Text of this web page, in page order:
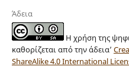
Άδεια
Η χρήση της
καθορίζεται από την άδεια’
ShareAlike 4.0 International